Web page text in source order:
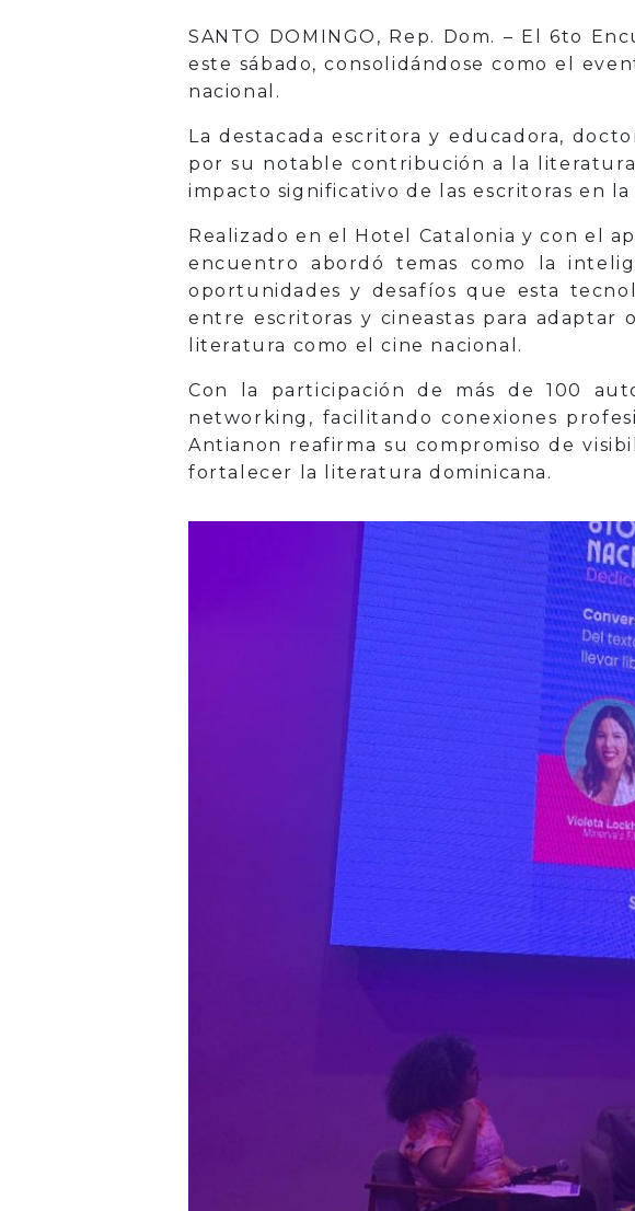
SANTO DOMINGO, Rep. Dom. – El 6to
este sábado, consolidándose como el
nacional.
La destacada escritora y educadora,
por su notable contribución a la literatura
impacto significativo de las escritoras en
Realizado en el Hotel Catalonia y con el
encuentro abordó temas como la
oportunidades y desafíos que esta
entre escritoras y cineastas para adaptar
literatura como el cine nacional.
Con la participación de más de 100
networking, facilitando conexiones
Antianon reafirma su compromiso de
fortalecer la literatura dominicana.